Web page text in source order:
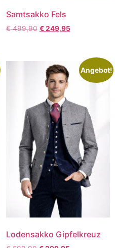
Samtsakko Fels
€499,90 €249,95
Angebot!
Lodensakko Gipfelkreuz